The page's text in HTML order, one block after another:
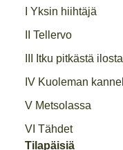
I Yksin hiihtäjä
II Tellervo
III Itku pitkästä ilosta
IV Kuoleman kannel
V Metsolassa
VI Tähdet
Tilapäisiä